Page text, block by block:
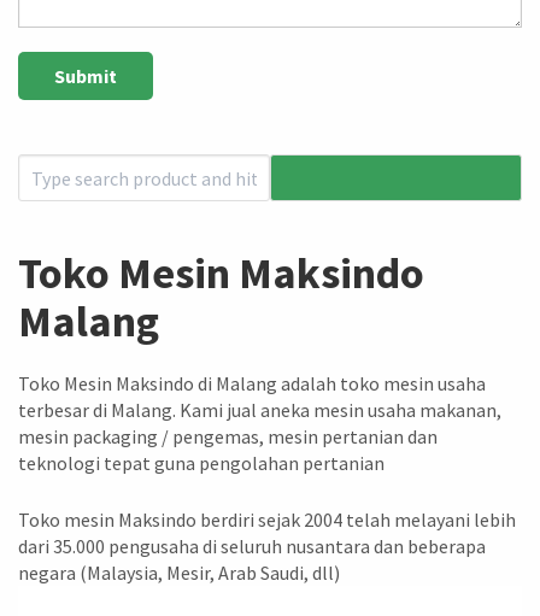
Toko Mesin Maksindo
Malang
Toko Mesin Maksindo di Malang adalah toko mesin usaha
terbesar di Malang. Kami jual aneka mesin usaha makanan,
mesin packaging / pengemas, mesin pertanian dan
teknologi tepat guna pengolahan pertanian
Toko mesin Maksindo berdiri sejak 2004 telah melayani lebih
dari 35.000 pengusaha di seluruh nusantara dan beberapa
negara (Malaysia, Mesir, Arab Saudi, dll)